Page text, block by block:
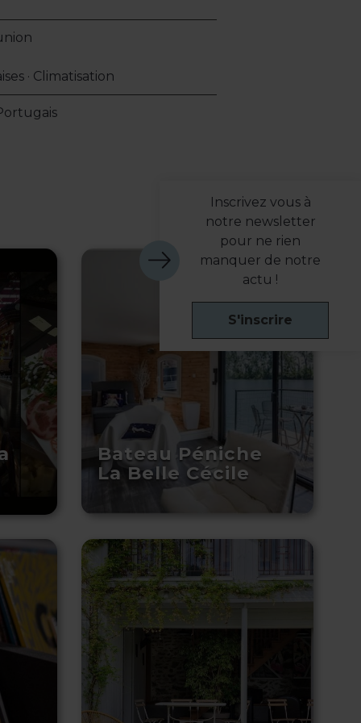
· Climatisation
Bateau Péniche
La Belle Cécile
Inscrivez vous à
notre newsletter
pour ne rien
manquer de notre
actu !
S'inscrire